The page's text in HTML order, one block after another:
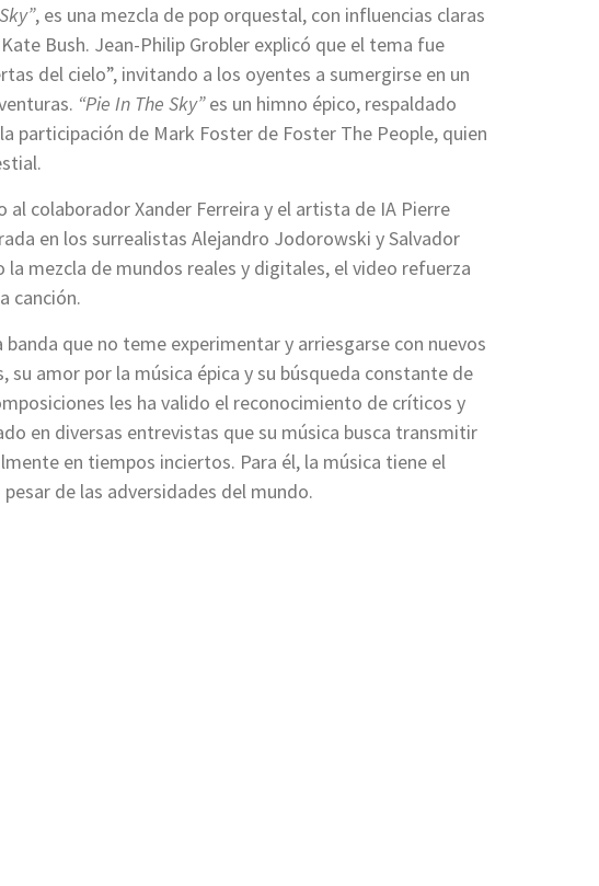
, es una mezcla de pop orquestal, con influencias claras
Bush. Jean-Philip Grobler explicó que el tema fue
del cielo”, invitando a los oyentes a sumergirse en un
“Pie In The Sky”es un himno épico, respaldado
participación de Mark Foster de Foster The People, quien
al colaborador Xander Ferreira y el artista de IA Pierre
en los surrealistas Alejandro Jodorowski y Salvador
mezcla de mundos reales y digitales, el video refuerza
canción.
que no teme experimentar y arriesgarse con nuevos
su amor por la música épica y su búsqueda constante de
les ha valido el reconocimiento de críticos y
en diversas entrevistas que su música busca transmitir
en tiempos inciertos. Para él, la música tiene el
de las adversidades del mundo.